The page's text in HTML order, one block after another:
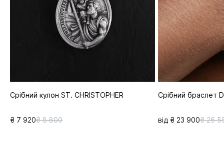
Срібний кулон ST. CHRISTOPHER
₴ 7 920₴ 8 800
Срібний браслет
від ₴ 23 900₴ 26